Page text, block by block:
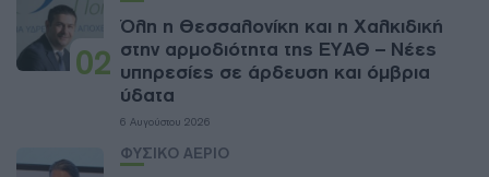
02
Όλη η Θεσσαλονίκη και η Χαλκιδική
στην αρμοδιότητα της ΕΥΑΘ – Νέες
υπηρεσίες σε άρδευση και όμβρια
ύδατα
6 Αυγούστου 2026
ΦΥΣΙΚΟ ΑΕΡΙΟ